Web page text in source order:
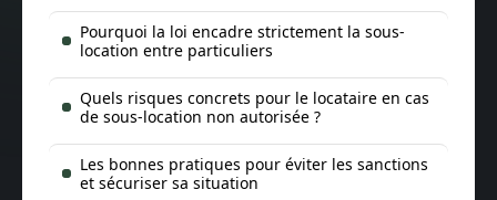
Pourquoi la loi encadre strictement la sous-
location entre particuliers
Quels risques concrets pour le locataire en cas
de sous-location non autorisée ?
Les bonnes pratiques pour éviter les sanctions
et sécuriser sa situation